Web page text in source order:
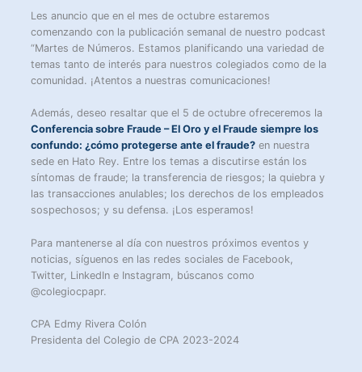
Les anuncio que en el mes de octubre estaremos
comenzando con la publicación semanal de nuestro podcast
“Martes de Números. Estamos planificando una variedad de
temas tanto de interés para nuestros colegiados como de la
comunidad. ¡Atentos a nuestras comunicaciones!
Además, deseo resaltar que el 5 de octubre ofreceremos la
Conferencia sobre Fraude – El Oro y el Fraude siempre los
confundo: ¿cómo protegerse ante el fraude? en nuestra
sede en Hato Rey. Entre los temas a discutirse están los
síntomas de fraude; la transferencia de riesgos; la quiebra y
las transacciones anulables; los derechos de los empleados
sospechosos; y su defensa. ¡Los esperamos!
Para mantenerse al día con nuestros próximos eventos y
noticias, síguenos en las redes sociales de Facebook,
Twitter, LinkedIn e Instagram, búscanos como
@colegiocpapr.
CPA Edmy Rivera Colón
Presidenta del Colegio de CPA 2023-2024